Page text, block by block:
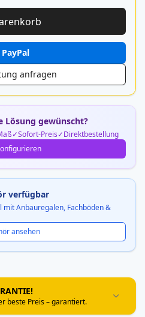
PayPal
anfragen
Lösung gewünscht?
Sofort-Preis
Direktbestellung
verfügbar
mit Anbauregalen, Fachböden &
ansehen
beste Preis – garantiert.